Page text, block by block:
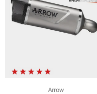
Arrow